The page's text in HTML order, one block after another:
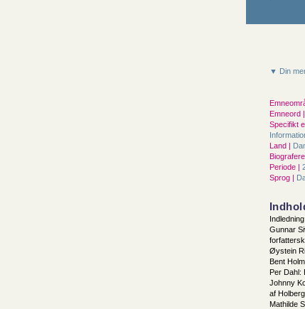
▼ Din
Emneord |
Specifikt
Land |
Periode |
Sprog |
Gunnar
Øystein
Bent
Per Dahl:
Johnny
af Holberg
Mathilde